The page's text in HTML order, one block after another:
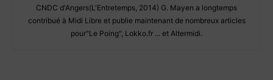
CNDC d'Angers(L'Entretemps, 2014) G. Mayen a longtemps
contribué à Midi Libre et publie maintenant de nombreux articles
pour"Le Poing", Lokko.fr ... et Altermidi.